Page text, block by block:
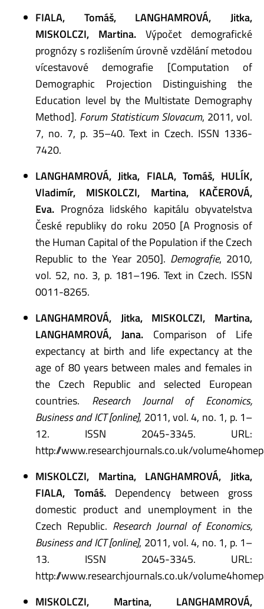
FIALA, Tomáš, LANGHAMROVÁ, Jitka,
MISKOLCZI, Martina. Výpočet demografické
prognózy s rozlišením úrovně vzdělání metodou
vícestavové demografie [Computation of
Demographic Projection Distinguishing the
Education level by the Multistate Demography
Method]. Forum Statisticum Slovacum, 2011, vol.
7, no. 7, p. 35–40. Text in Czech. ISSN 1336-
7420.
LANGHAMROVÁ, Jitka, FIALA, Tomáš, HULÍK,
Vladimír, MISKOLCZI, Martina, KAČEROVÁ,
Eva. Prognóza lidského kapitálu obyvatelstva
České republiky do roku 2050 [A Prognosis of
the Human Capital of the Population if the Czech
Republic to the Year 2050]. Demografie, 2010,
vol. 52, no. 3, p. 181–196. Text in Czech. ISSN
0011-8265.
LANGHAMROVÁ, Jitka, MISKOLCZI, Martina,
LANGHAMROVÁ, Jana.Comparison of Life
expectancy at birth and life expectancy at the
age of 80 years between males and females in
the Czech Republic and selected European
countries. Research Journal of Economics,
Business and ICT [online], 2011, vol. 4, no. 1, p. 1–
12. ISSN 2045-3345. URL:
http://www.researchjournals.co.uk/
MISKOLCZI, Martina, LANGHAMROVÁ, Jitka,
FIALA, Tomáš.Dependency between gross
domestic product and unemployment in the
Czech Republic. Research Journal of Economics,
Business and ICT [online], 2011, vol. 4, no. 1, p. 1–
13. ISSN 2045-3345. URL:
http://www.researchjournals.co.uk/
MISKOLCZI, Martina, LANGHAMROVÁ,